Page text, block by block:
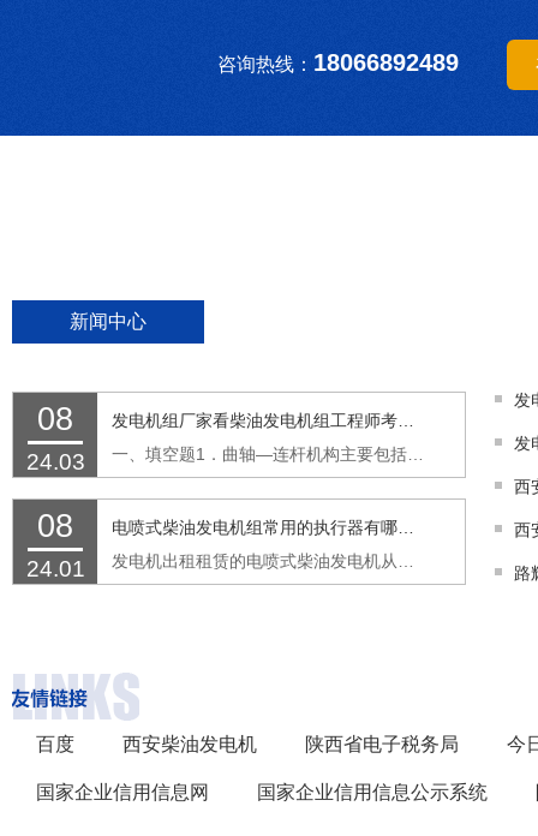
咨询热线： 18066892489
新闻中心
08
24.03
08
24.01
发
百度 西安柴油发电机 陕西省电子税务局 今
国家企业信用信息网 国家企业信用信息公示系统